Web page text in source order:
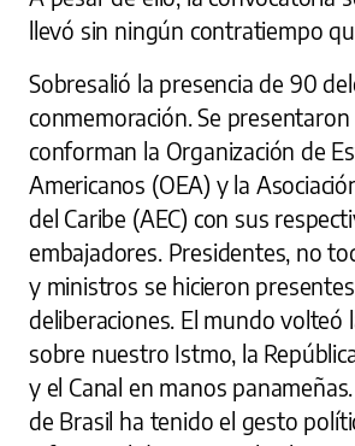
llevó sin ningún contratiempo
Sobresalió la presencia de 90
conmemoración. Se
conforman la Organización de
Americanos (OEA) y la
del Caribe (AEC) con sus
embajadores. Presidentes, no
y ministros se hicieron
deliberaciones. El mundo volteó
sobre nuestro Istmo, la
y el Canal en manos
de Brasil ha tenido el gesto